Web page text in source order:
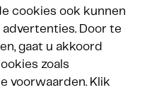
cookies ook kunnen
Door te
gaat u akkoord
zoals
voorwaarden. Klik